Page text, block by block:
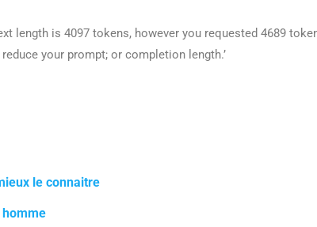
length is 4097 tokens, however you requested 4689
your prompt; or completion length.’
le connaitre
homme